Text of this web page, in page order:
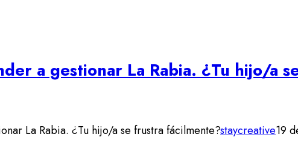
a gestionar La Rabia. ¿Tu hijo/a
La Rabia. ¿Tu hijo/a se frustra fácilmente?staycreative19